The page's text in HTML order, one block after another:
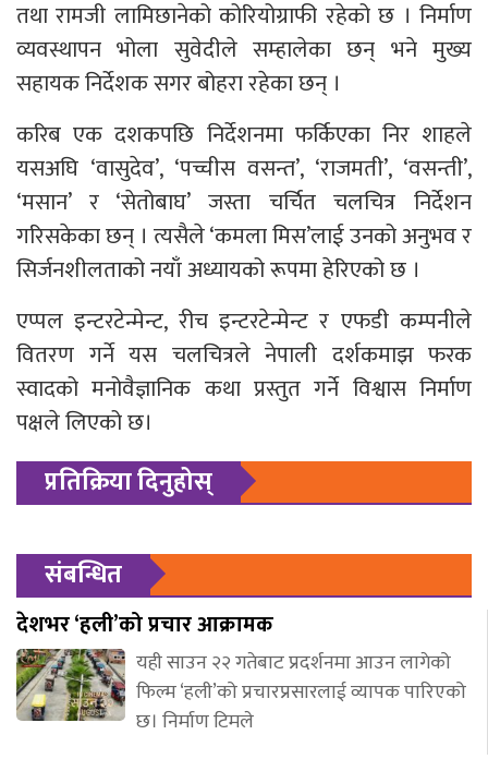
तथा रामजी लामिछानेको कोरियोग्राफी रहेको छ । निर्माण
व्यवस्थापन भोला सुवेदीले सम्हालेका छन् भने मुख्य
सहायक निर्देशक सगर बोहरा रहेका छन् ।
करिब एक दशकपछि निर्देशनमा फर्किएका निर शाहले
यसअघि ‘वासुदेव’, ‘पच्चीस वसन्त’, ‘राजमती’, ‘वसन्ती’,
‘मसान’ र ‘सेतोबाघ’ जस्ता चर्चित चलचित्र निर्देशन
गरिसकेका छन् । त्यसैले ‘कमला मिस’लाई उनको अनुभव र
सिर्जनशीलताको नयाँ अध्यायको रूपमा हेरिएको छ ।
एप्पल इन्टरटेन्मेन्ट, रीच इन्टरटेन्मेन्ट र एफडी कम्पनीले
वितरण गर्ने यस चलचित्रले नेपाली दर्शकमाझ फरक
स्वादको मनोवैज्ञानिक कथा प्रस्तुत गर्ने विश्वास निर्माण
पक्षले लिएको छ।
प्रतिक्रिया दिनुहोस्
संबन्धित
देशभर ‘हली’को प्रचार आक्रामक
यही साउन २२ गतेबाट प्रदर्शनमा आउन लागेको
फिल्म ‘हली’को प्रचारप्रसारलाई व्यापक पारिएको
छ। निर्माण टिमले